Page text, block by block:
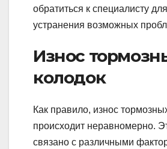
обратиться к специалисту
устранения возможных
Износ
колодок
Как правило, износ
происходит неравномерно.
связано с различными